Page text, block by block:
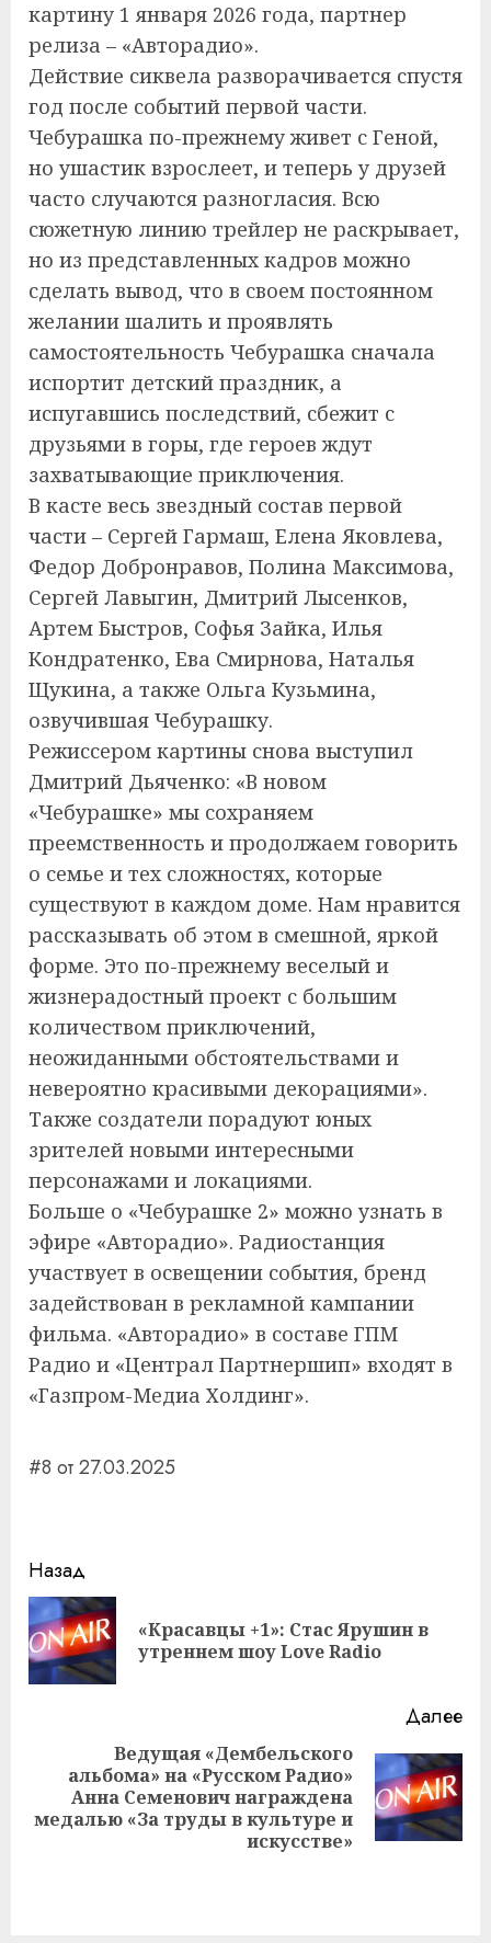
картину 1 января 2026 года, партнер
релиза – «Авторадио».
Действие сиквела разворачивается спустя
год после событий первой части.
Чебурашка по-прежнему живет с Геной,
но ушастик взрослеет, и теперь у друзей
часто случаются разногласия. Всю
сюжетную линию трейлер не раскрывает,
но из представленных кадров можно
сделать вывод, что в своем постоянном
желании шалить и проявлять
самостоятельность Чебурашка сначала
испортит детский праздник, а
испугавшись последствий, сбежит с
друзьями в горы, где героев ждут
захватывающие приключения.
В касте весь звездный состав первой
части – Сергей Гармаш, Елена Яковлева,
Федор Добронравов, Полина Максимова,
Сергей Лавыгин, Дмитрий Лысенков,
Артем Быстров, Софья Зайка, Илья
Кондратенко, Ева Смирнова, Наталья
Щукина, а также Ольга Кузьмина,
озвучившая Чебурашку.
Режиссером картины снова выступил
Дмитрий Дьяченко: «В новом
«Чебурашке» мы сохраняем
преемственность и продолжаем говорить
о семье и тех сложностях, которые
существуют в каждом доме. Нам нравится
рассказывать об этом в смешной, яркой
форме. Это по-прежнему веселый и
жизнерадостный проект с большим
количеством приключений,
неожиданными обстоятельствами и
невероятно красивыми декорациями».
Также создатели порадуют юных
зрителей новыми интересными
персонажами и локациями.
Больше о «Чебурашке 2» можно узнать в
эфире «Авторадио». Радиостанция
участвует в освещении события, бренд
задействован в рекламной кампании
фильма. «Авторадио» в составе ГПМ
Радио и «Централ Партнершип» входят в
«Газпром-Медиа Холдинг».
#8 от 27.03.2025
Навигация
записи
Назад
«Красавцы +1»: Стас Ярушин в
утреннем шоу Love Radio
Далее
Следующая
запись:
Ведущая «Дембельского
альбома» на «Русском Радио»
Анна Семенович награждена
медалью «За труды в культуре и
искусстве»